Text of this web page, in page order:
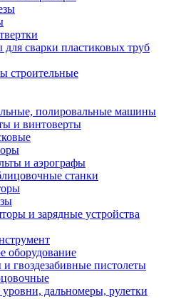
сварки пластиковых труб
строительные
полировальные машины
и винтоверты
и аэрографы
станки
и зарядные устройства
оборудование
гвоздезабивные пистолеты
дальномеры, рулетки